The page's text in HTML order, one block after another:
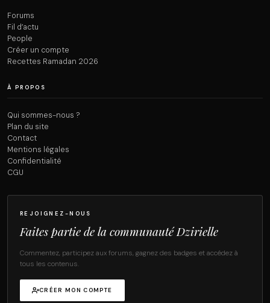
Forums
Fil d’actu
People
Créer un compte
Recettes Ramadan 2026
À PROPOS
Qui sommes-nous ?
Plan du site
Contact
Mentions légales
Confidentialité
CGU
REJOIGNEZ-NOUS
Faites partie de la communauté Dzirielle
Commentez, participez aux forums, gagnez des badges et accédez à
tous les contenus.
CRÉER MON COMPTE